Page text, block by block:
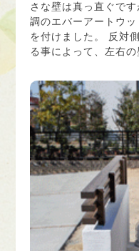
さな壁は真っ直ぐで
調のエバーアートウ
を付けました。 反対
る事によって、左右